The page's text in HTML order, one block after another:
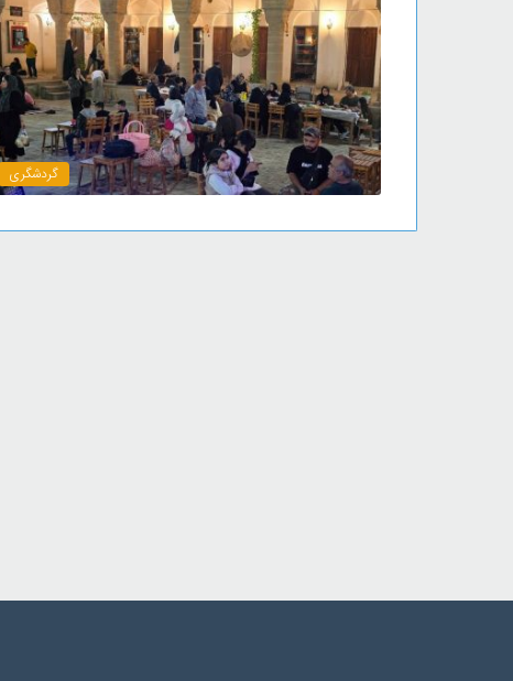
گردشگری